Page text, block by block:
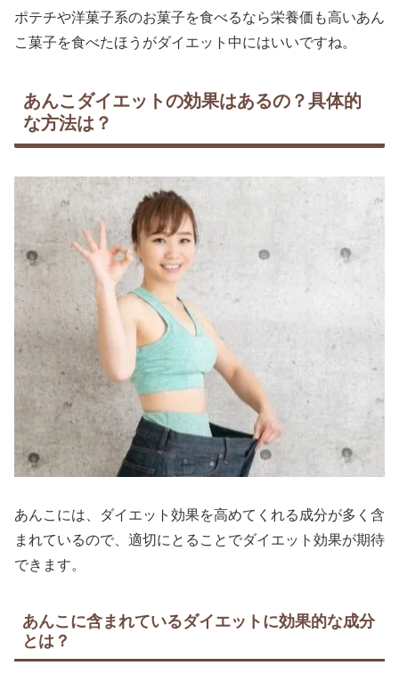
ポテチや洋菓子系のお菓子を食べるなら栄養価も高いあん
こ菓子を食べたほうがダイエット中にはいいですね。
あんこダイエットの効果はあるの？具体的
な方法は？
あんこには、ダイエット効果を高めてくれる成分が多く含
まれているので、適切にとることでダイエット効果が期待
できます。
あんこに含まれているダイエットに効果的な成分
とは？